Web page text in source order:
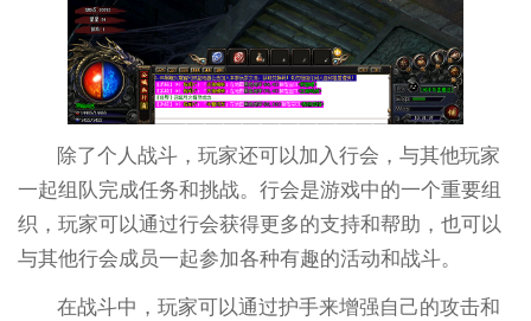
除了个人战斗，玩家还可以加入行会，与其他玩家
一起组队完成任务和挑战。行会是游戏中的一个重要组
织，玩家可以通过行会获得更多的支持和帮助，也可以
与其他行会成员一起参加各种有趣的活动和战斗。
在战斗中，玩家可以通过护手来增强自己的攻击和